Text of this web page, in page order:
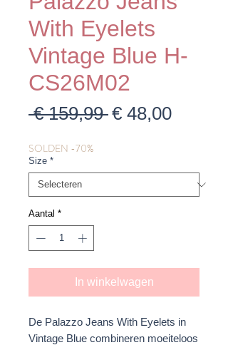
With Eyelets
Vintage Blue H-
CS26M02
€ 159,99 Normale
€ 48,00
SOLDEN -70%
Size *
Aantal *
In winkelwagen
De Palazzo Jeans With Eyelets in
Vintage Blue combineren moeiteloos